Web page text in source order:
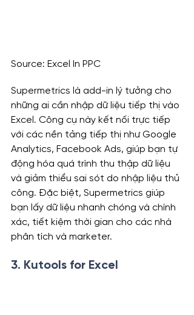
Source: Excel In PPC
Supermetrics là add-in lý tưởng cho
những ai cần nhập dữ liệu tiếp thị vào
Excel. Công cụ này kết nối trực tiếp
với các nền tảng tiếp thị như Google
Analytics, Facebook Ads, giúp bạn tự
động hóa quá trình thu thập dữ liệu
và giảm thiểu sai sót do nhập liệu thủ
công. Đặc biệt, Supermetrics giúp
bạn lấy dữ liệu nhanh chóng và chính
xác, tiết kiệm thời gian cho các nhà
phân tích và marketer.
3. Kutools for Excel